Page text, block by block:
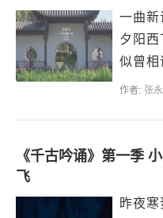
一曲新
夕阳西
似曾相
徊。...
作者: 张
《千古吟诵》第一季
飞
昨夜